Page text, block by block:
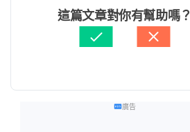
這篇文章對你有幫助嗎？
廣告